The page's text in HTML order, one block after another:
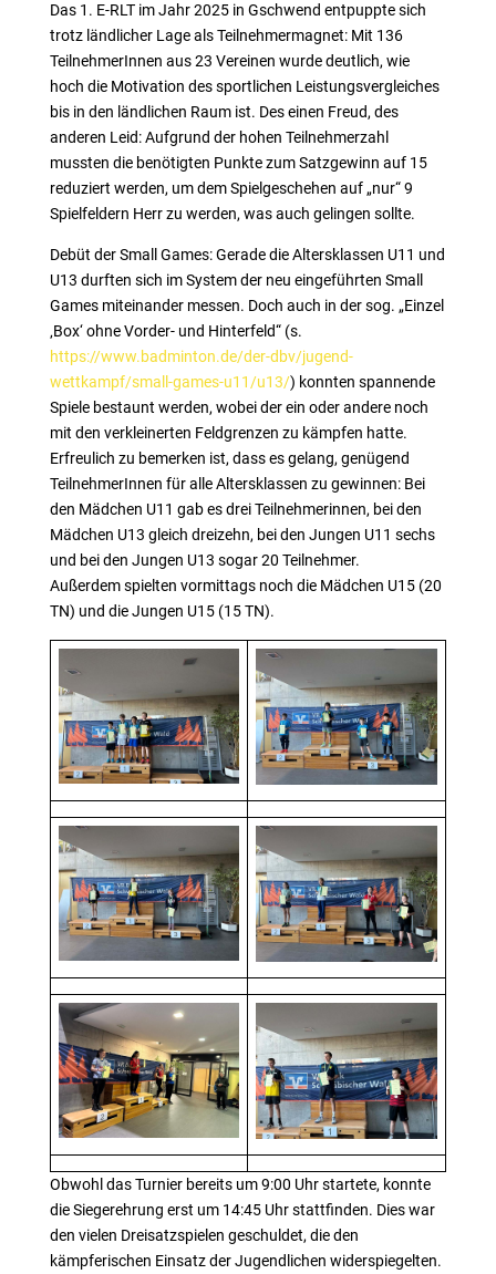
Das 1. E-RLT im Jahr 2025 in Gschwend entpuppte sich
trotz ländlicher Lage als Teilnehmermagnet: Mit 136
TeilnehmerInnen aus 23 Vereinen wurde deutlich, wie
hoch die Motivation des sportlichen Leistungsvergleiches
bis in den ländlichen Raum ist. Des einen Freud, des
anderen Leid: Aufgrund der hohen Teilnehmerzahl
mussten die benötigten Punkte zum Satzgewinn auf 15
reduziert werden, um dem Spielgeschehen auf „nur“ 9
Spielfeldern Herr zu werden, was auch gelingen sollte.
Debüt der Small Games: Gerade die Altersklassen U11 und
U13 durften sich im System der neu eingeführten Small
Games miteinander messen. Doch auch in der sog. „Einzel
‚Box‘ ohne Vorder- und Hinterfeld“ (s.
https://www.badminton.de/der-dbv/jugend-
wettkampf/small-games-u11/u13/) konnten spannende
Spiele bestaunt werden, wobei der ein oder andere noch
mit den verkleinerten Feldgrenzen zu kämpfen hatte.
Erfreulich zu bemerken ist, dass es gelang, genügend
TeilnehmerInnen für alle Altersklassen zu gewinnen: Bei
den Mädchen U11 gab es drei Teilnehmerinnen, bei den
Mädchen U13 gleich dreizehn, bei den Jungen U11 sechs
und bei den Jungen U13 sogar 20 Teilnehmer.
Außerdem spielten vormittags noch die Mädchen U15 (20
TN) und die Jungen U15 (15 TN).
Obwohl das Turnier bereits um 9:00 Uhr startete, konnte
die Siegerehrung erst um 14:45 Uhr stattfinden. Dies war
den vielen Dreisatzspielen geschuldet, die den
kämpferischen Einsatz der Jugendlichen widerspiegelten.